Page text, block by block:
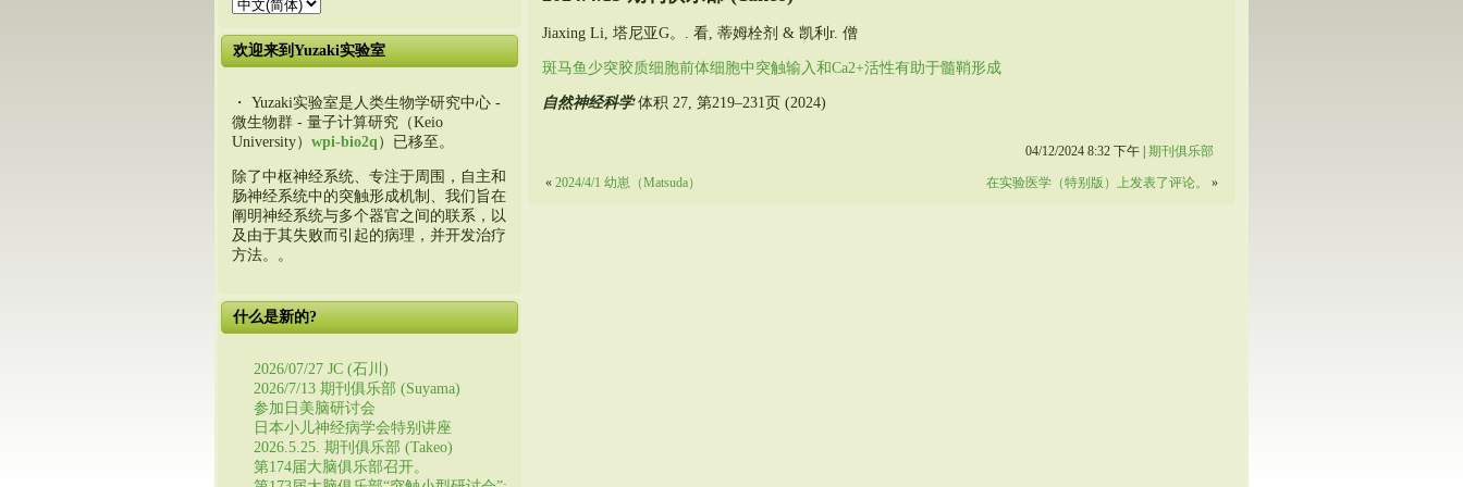
欢迎来到Yuzaki实验室
・ Yuzaki实验室是人类生物学研究中心 -
微生物群 - 量子计算研究（Keio
University） wpi-bio2q ）已移至。
除了中枢神经系统、专注于周围，自主和
肠神经系统中的突触形成机制、我们旨在
阐明神经系统与多个器官之间的联系，以
及由于其失败而引起的病理，并开发治疗
方法。。
什么是新的?
2026/07/27 JC (石川)
2026/7/13 期刊俱乐部 (Suyama)
参加日美脑研讨会
日本小儿神经病学会特别讲座
2026.5.25. 期刊俱乐部 (Takeo)
第174届大脑俱乐部召开。
Jiaxing Li, 塔尼亚G。. 看, 蒂姆栓剂 & 凯利r. 僧
斑马鱼少突胶质细胞前体细胞中突触输入和Ca2+活性有助于髓鞘形成
自然神经科学体积 27, 第219–231页 (2024)
04/12/2024 8:32 下午 |期刊俱乐部
« 2024/4/1 幼崽（Matsuda） 在实验医学（特别版）上发表了评论。 »